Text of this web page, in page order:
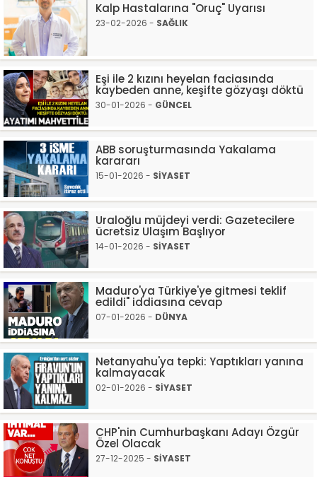
Kalp Hastalarına "Oruç" Uyarısı
23-02-2026 - SAĞLIK
Eşi ile 2 kızını heyelan faciasında
kaybeden anne, keşifte gözyaşı döktü
30-01-2026 - GÜNCEL
ABB soruşturmasında Yakalama
karararı
15-01-2026 - SİYASET
Uraloğlu müjdeyi verdi: Gazetecilere
ücretsiz Ulaşım Başlıyor
14-01-2026 - SİYASET
Maduro'ya Türkiye'ye gitmesi teklif
edildi" iddiasına cevap
07-01-2026 - DÜNYA
Netanyahu'ya tepki: Yaptıkları yanına
kalmayacak
02-01-2026 - SİYASET
CHP'nin Cumhurbaşkanı Adayı Özgür
Özel Olacak
27-12-2025 - SİYASET